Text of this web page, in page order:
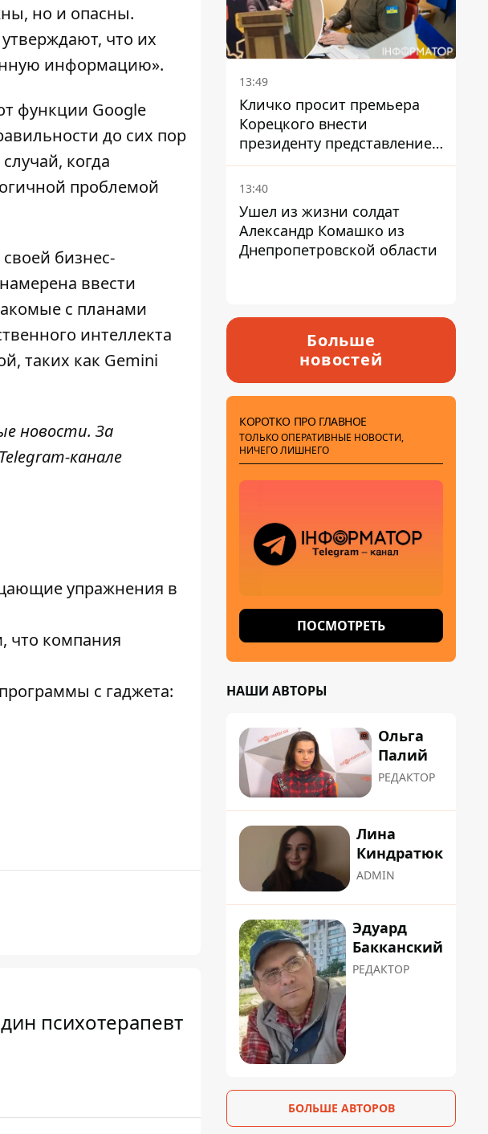
но и опасны.
что их
информацию».
функции Google
до сих пор
когда
проблемой
бизнес-
ввести
с планами
интеллекта
таких как Gemini
новости. За
канале
упражнения в
что компания
с гаджета:
психотерапевт
13:49
Кличко просит премьера
Корецкого внести
президенту представление
на увольнение властелина
Троещины Бахматова
13:40
Ушел из жизни солдат
Александр Комашко из
Днепропетровской области
Больше
новостей
КОРОТКО ПРО ГЛАВНОЕ
ТОЛЬКО ОПЕРАТИВНЫЕ НОВОСТИ,
НИЧЕГО ЛИШНЕГО
ПОСМОТРЕТЬ
НАШИ АВТОРЫ
Ольга
Палий
РЕДАКТОР
Лина
Киндратюк
ADMIN
Эдуард
Бакканский
РЕДАКТОР
БОЛЬШЕ АВТОРОВ